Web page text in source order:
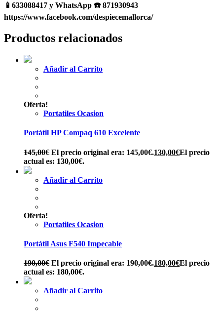
📱633088417 y WhatsApp ☎️ 871930943
https://www.facebook.com/despiecemallorca/
Productos relacionados
Añadir al Carrito
Oferta!
Portatiles Ocasion
Portátil HP Compaq 610 Excelente
145,00€ El precio original era: 145,00€.130,00€El precio
actual es: 130,00€.
Añadir al Carrito
Oferta!
Portatiles Ocasion
Portátil Asus F540 Impecable
190,00€ El precio original era: 190,00€.180,00€El precio
actual es: 180,00€.
Añadir al Carrito